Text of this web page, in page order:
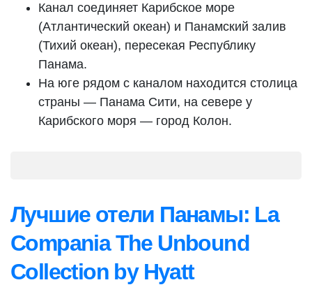
Канал соединяет Карибское море
(Атлантический океан) и Панамский залив
(Тихий океан), пересекая Республику
Панама.
На юге рядом с каналом находится столица
страны — Панама Сити, на севере у
Карибского моря — город Колон.
Лучшие отели Панамы: La
Compania The Unbound
Collection by Hyatt